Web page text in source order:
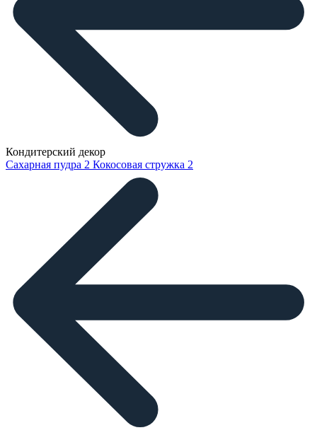
Кондитерский декор
Сахарная пудра 2 Кокосовая стружка 2